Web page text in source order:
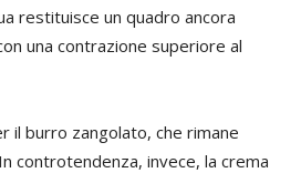
restituisce un quadro ancora
una contrazione superiore al
il burro zangolato, che rimane
controtendenza, invece, la crema